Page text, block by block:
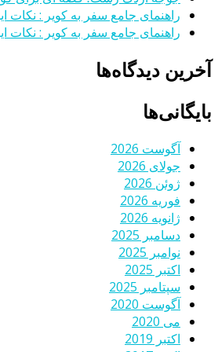
راهنمای جامع سفر به کویر : نکات
راهنمای جامع سفر به کویر : نکات
آخرین دیدگاه‌ها
بایگانی‌ها
آگوست 2026
جولای 2026
ژوئن 2026
فوریه 2026
ژانویه 2026
دسامبر 2025
نوامبر 2025
اکتبر 2025
سپتامبر 2025
آگوست 2020
می 2020
اکتبر 2019